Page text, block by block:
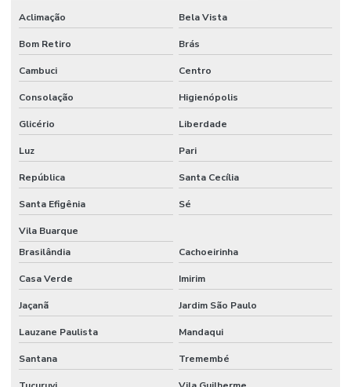
Aclimação Bela Vista
Bom Retiro Brás
Cambuci Centro
Consolação Higienópolis
Glicério Liberdade
Luz Pari
República Santa Cecília
Santa Efigênia Sé
Vila Buarque
Brasilândia
Cachoeirinha
Casa Verde Imirim
Jaçanã Jardim São Paulo
Lauzane Paulista Mandaqui
Santana Tremembé